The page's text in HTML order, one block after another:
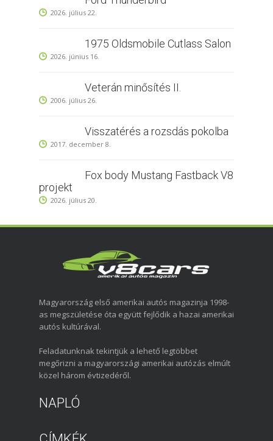
2026. július 22.
1975 Oldsmobile Cutlass Salon
2026. június 16.
Veterán minősítés II.
2006. július 26.
Visszatérés a rozsdás pokolba
2017. december 8.
Fox body Mustang Fastback V8
projekt
2026. július 20.
Magyarország első amerikai autós magazinja 1998-
as megszületése óta együtt fejlődik a hazai amerikai
autós kultúrával.
Feladatunknak tekintjük a lehető legtöbbet
megőrizni a magyarországi amerikai autózás elmúlt
közel három évtizedéről.
NAPLÓ